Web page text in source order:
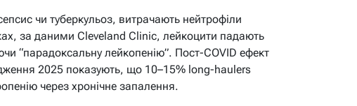
чи туберкульоз, витрачають нейтрофіли
за даними Cleveland Clinic, лейкоцити падають
“парадоксальну лейкопенію”. Пост-COVID ефект
2025 показують, що 10–15% long-haulers
через хронічне запалення.